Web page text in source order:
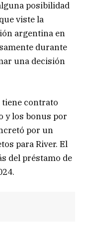
posibilidad
viste la
argentina en
durante
una decisión
contrato
y los bonus por
por un
para River. El
del préstamo de